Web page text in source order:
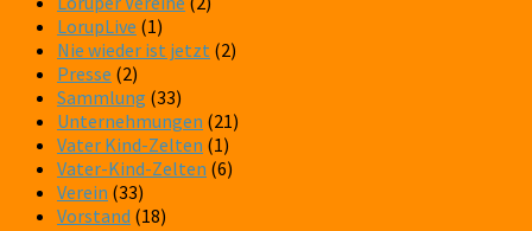
LorupLive (1)
Nie wieder ist jetzt (2)
Presse (2)
Sammlung (33)
Unternehmungen (21)
Vater Kind-Zelten (1)
Vater-Kind-Zelten (6)
Verein (33)
Vorstand (18)